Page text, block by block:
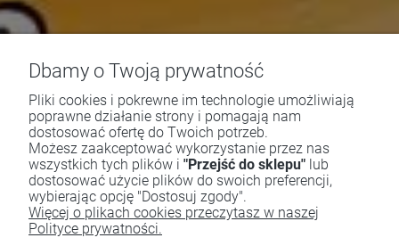
Dbamy o Twoją prywatność
Pliki cookies i pokrewne im technologie umożliwiają
poprawne działanie strony i pomagają nam
dostosować ofertę do Twoich potrzeb.
Możesz zaakceptować wykorzystanie przez nas
wszystkich tych plików i "Przejść do sklepu" lub
dostosować użycie plików do swoich preferencji,
wybierając opcję "Dostosuj zgody".
Więcej o plikach cookies przeczytasz w naszej
Polityce prywatności.